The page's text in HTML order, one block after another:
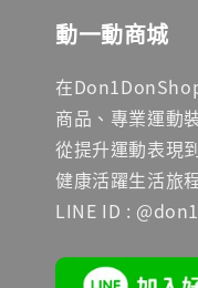
動一動商城
在
商品、專業運動
從提升運動表現
健康活躍生活旅
LINE ID :